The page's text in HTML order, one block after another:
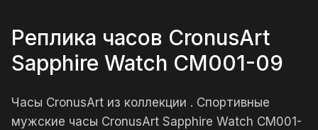
Реплика часов CronusArt
Sapphire Watch CM001-09
Часы CronusArt из коллекции . Спортивные
мужские часы CronusArt Sapphire Watch CM001-